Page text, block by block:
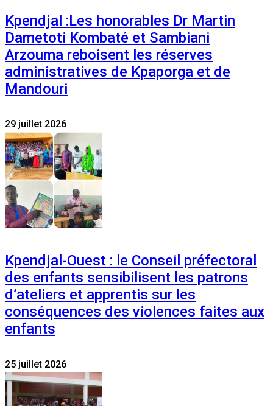
Kpendjal :Les honorables Dr Martin
Dametoti Kombaté et Sambiani
Arzouma reboisent les réserves
administratives de Kpaporga et de
Mandouri
29 juillet 2026
Kpendjal-Ouest : le Conseil préfectoral
des enfants sensibilisent les patrons
d’ateliers et apprentis sur les
conséquences des violences faites aux
enfants
25 juillet 2026